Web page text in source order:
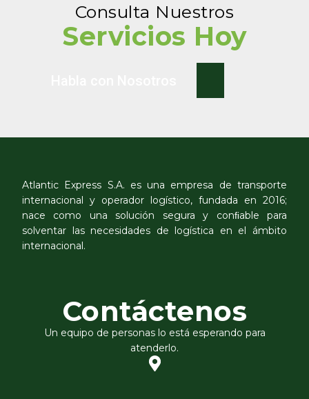
Consulta Nuestros
Servicios Hoy
Atlantic Express S.A. es una empresa de transporte
internacional y operador logístico, fundada en 2016;
nace como una solución segura y conﬁable para
solventar las necesidades de logística en el ámbito
internacional.
Contáctenos
Un equipo de personas lo está esperando para
atenderlo.